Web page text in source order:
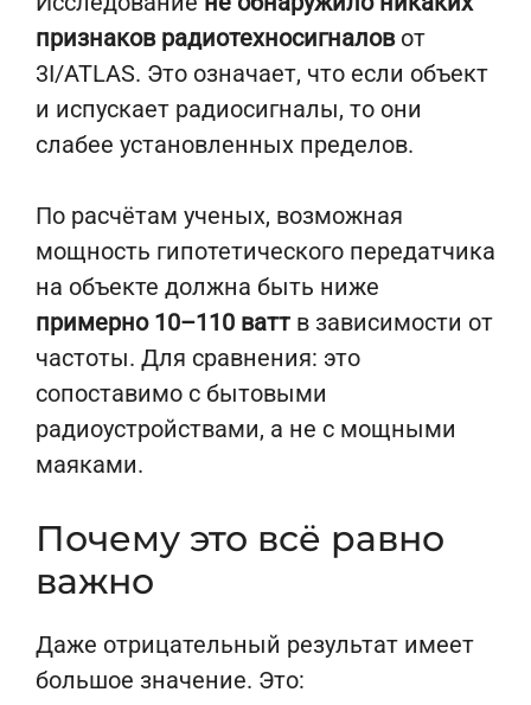
признаков радиотехносигналовот
3I/ATLAS. Это означает, что если объект
и испускает радиосигналы, то они
слабее установленных пределов.
По расчётам ученых, возможная
мощность гипотетического передатчика
на объекте должна быть ниже
примерно 10–110 ватт в зависимости от
частоты. Для сравнения: это
сопоставимо с бытовыми
радиоустройствами, а не с мощными
маяками.
Почему это всё равно
важно
Даже отрицательный результат имеет
большое значение. Это: